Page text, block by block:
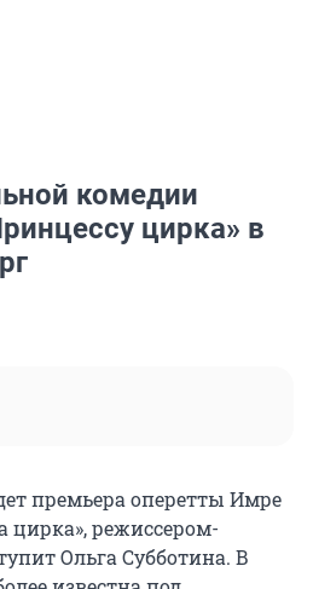
комедии
цирка» в
премьера оперетты Имре
цирка», режиссером-
Ольга Субботина. В